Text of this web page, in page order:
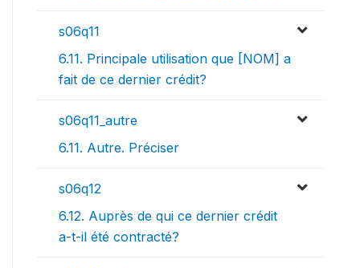
s06q11
6.11. Principale utilisation que [NOM] a
fait de ce dernier crédit?
s06q11_autre
6.11. Autre. Préciser
s06q12
6.12. Auprès de qui ce dernier crédit
a-t-il été contracté?